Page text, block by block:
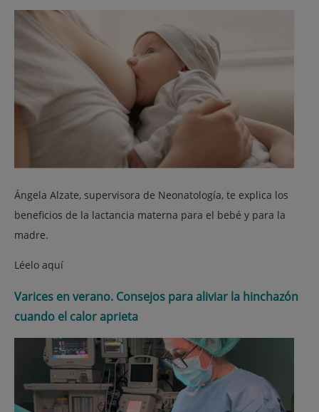
Ángela Alzate, supervisora de Neonatología, te explica los
beneficios de la lactancia materna para el bebé y para la
madre.
Léelo aquí
Varices en verano. Consejos para aliviar la hinchazón
cuando el calor aprieta